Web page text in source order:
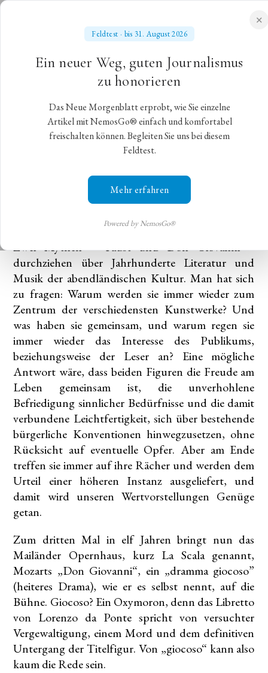
NEUES MORGENBLATT
für gebildete Stände
✕
Feldtest · bis 31. August 2026
Ein neuer Weg, guten Journalismus
zu honorieren
Das Neue Morgenblatt erprobt, wie Sie einzelne
Artikel mit NemosGo® einfach und komfortabel
freischalten können. Begleiten Sie uns bei diesem
Feldtest.
Mehr erfahren
Powered by NemosGo®
Mozarts „Don Giovanni“ an der
Mailänder Scala
„Don Giovanni“ in einer Neuinszenierung von
Eva Muzio
Zwei Mythen – Faust und Don Giovanni –
durchziehen über Jahrhunderte Literatur und
Musik der abendländischen Kultur. Man hat sich
zu fragen: Warum werden sie immer wieder zum
Zentrum der verschiedensten Kunstwerke? Und
was haben sie gemeinsam, und warum regen sie
immer wieder das Interesse des Publikums,
beziehungsweise der Leser an? Eine mögliche
Antwort wäre, dass beiden Figuren die Freude am
Leben gemeinsam ist, die unverhohlene
Befriedigung sinnlicher Bedürfnisse und die damit
verbundene Leichtfertigkeit, sich über bestehende
bürgerliche Konventionen hinwegzusetzen, ohne
Rücksicht auf eventuelle Opfer. Aber am Ende
treffen sie immer auf ihre Rächer und werden dem
Urteil einer höheren Instanz ausgeliefert, und
damit wird unseren Wertvorstellungen Genüge
getan.
Zum dritten Mal in elf Jahren bringt nun das
Mailänder Opernhaus, kurz La Scala genannt,
Mozarts „Don Giovanni“, ein „dramma giocoso”
(heiteres Drama), wie er es selbst nennt, auf die
Bühne. Giocoso? Ein Oxymoron, denn das Libretto
von Lorenzo da Ponte spricht von versuchter
Vergewaltigung, einem Mord und dem definitiven
Untergang der Titelfigur. Von „giocoso“ kann also
kaum die Rede sein.